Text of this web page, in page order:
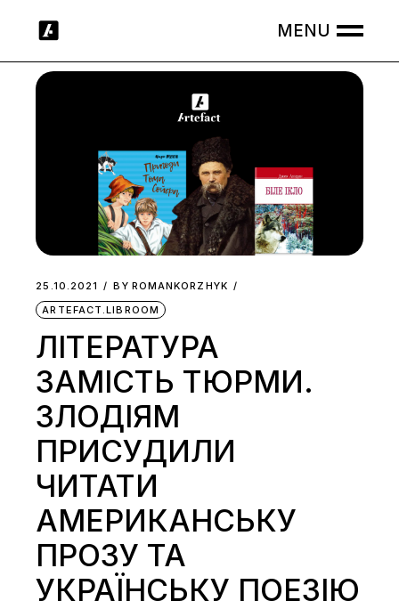
25.10.2021 BY ROMANKORZHYK
ARTEFACT.LIBROOM
ЛІТЕРАТУРА
ЗАМІСТЬ ТЮРМИ.
ЗЛОДІЯМ
ПРИСУДИЛИ
ЧИТАТИ
АМЕРИКАНСЬКУ
ПРОЗУ ТА
УКРАЇНСЬКУ ПОЕЗІЮ